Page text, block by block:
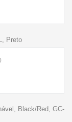
Preto
Black/Red, GC-